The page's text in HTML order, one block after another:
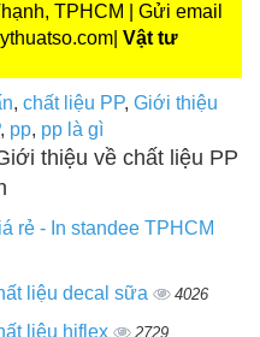
TPHCM | Gửi email
Vật tư
, chất liệu PP, Giới thiệu
, pp, pp là gì
thiệu về chất liệu PP
rẻ - In standee TPHCM
liệu decal sữa 4026
liệu hiflex 2729